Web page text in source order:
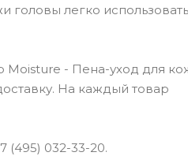
головы легко
Moisture - Пена-уход для
На каждый товар
(495) 032-33-20.